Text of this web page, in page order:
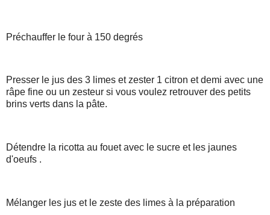
Préchauffer le four à 150 degrés
Presser le jus des 3 limes et zester 1 citron et demi avec une
râpe fine ou un zesteur si vous voulez retrouver des petits
brins verts dans la pâte.
Détendre la ricotta au fouet avec le sucre et les jaunes
d'oeufs .
Mélanger les jus et le zeste des limes à la préparation